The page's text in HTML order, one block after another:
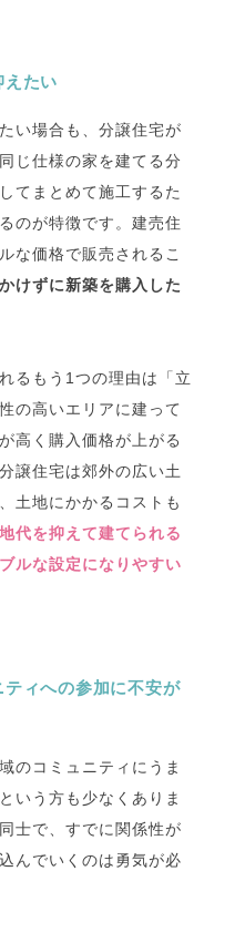
えたい
い場合も、分譲住宅が
じ仕様の家を建てる分
てまとめて施工するた
のが特徴です。建売住
な価格で販売されるこ
けずに新築を購入した
るもう1つの理由は「立
の高いエリアに建って
高く購入価格が上がる
譲住宅は郊外の広い土
土地にかかるコストも
代を抑えて建てられる
ルな設定になりやすい
ィへの参加に不安が
のコミュニティにうま
いう方も少なくありま
士で、すでに関係性が
んでいくのは勇気が必